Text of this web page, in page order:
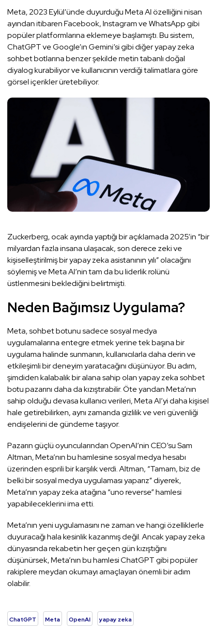
Meta, 2023 Eylül’ünde duyurduğu Meta AI özelliğini nisan
ayından itibaren Facebook, Instagram ve WhatsApp gibi
popüler platformlarına eklemeye başlamıştı. Bu sistem,
ChatGPT ve Google’ın Gemini’si gibi diğer yapay zeka
sohbet botlarına benzer şekilde metin tabanlı doğal
diyalog kurabiliyor ve kullanıcının verdiği talimatlara göre
görsel içerikler üretebiliyor.
Zuckerberg, ocak ayında yaptığı bir açıklamada 2025’in “bir
milyardan fazla insana ulaşacak, son derece zeki ve
kişiselleştirilmiş bir yapay zeka asistanının yılı” olacağını
söylemiş ve Meta AI’nin tam da bu liderlik rolünü
üstlenmesini beklediğini belirtmişti.
Neden Bağımsız Uygulama?
Meta, sohbet botunu sadece sosyal medya
uygulamalarına entegre etmek yerine tek başına bir
uygulama halinde sunmanın, kullanıcılarla daha derin ve
etkileşimli bir deneyim yaratacağını düşünüyor. Bu adım,
şimdiden kalabalık bir alana sahip olan yapay zeka sohbet
botu pazarını daha da kızıştırabilir. Öte yandan Meta’nın
sahip olduğu devasa kullanıcı verileri, Meta AI’yi daha kişisel
hale getirebilirken, aynı zamanda gizlilik ve veri güvenliği
endişelerini de gündeme taşıyor.
Pazarın güçlü oyuncularından OpenAI’nin CEO’su Sam
Altman, Meta’nın bu hamlesine sosyal medya hesabı
üzerinden esprili bir karşılık verdi. Altman, “Tamam, biz de
belki bir sosyal medya uygulaması yaparız” diyerek,
Meta’nın yapay zeka atağına “uno reverse” hamlesi
yapabileceklerini ima etti.
Meta’nın yeni uygulamasını ne zaman ve hangi özelliklerle
duyuracağı hala kesinlik kazanmış değil. Ancak yapay zeka
dünyasında rekabetin her geçen gün kızıştığını
düşünürsek, Meta’nın bu hamlesi ChatGPT gibi popüler
rakiplere meydan okumayı amaçlayan önemli bir adım
olabilir.
ChatGPT Meta OpenAI yapay zeka